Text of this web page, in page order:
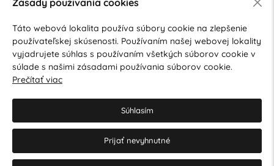
Súhlasím so spracovaním osobných údajov pre marketingové
účely.Zásady ochrany osobných údajov.
Táto webová lokalita používa súbory cookie na zlepšenie
používateľskej skúsenosti. Používaním našej webovej lokality
vyjadrujete súhlas s používaním všetkých súborov cookie v
súlade s našimi zásadami používania súborov cookie.
Prečítať viac
Súhlasím
Prijať nevyhnutné